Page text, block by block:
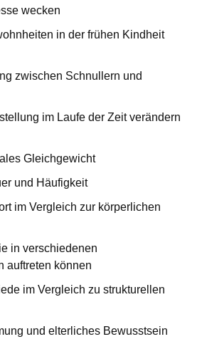
wecken
in der frühen Kindheit
zwischen Schnullern und
im Laufe der Zeit verändern
Gleichgewicht
und Häufigkeit
im Vergleich zur körperlichen
in verschiedenen
auftreten können
im Vergleich zu strukturellen
und elterliches Bewusstsein